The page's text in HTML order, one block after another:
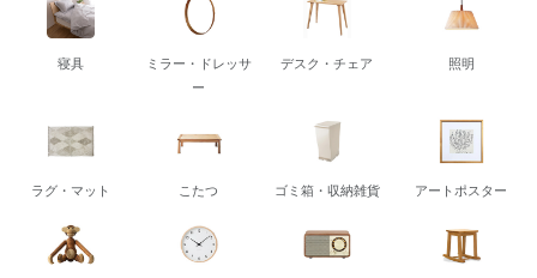
寝具
ミラー・ドレッサ
ー
デスク・チェア 照明
ラグ・マット こたつ ゴミ箱・収納雑貨 アートポスター